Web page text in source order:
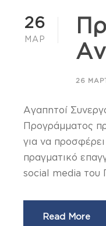
26
ΜΑΡ
26
Αγαπητοί
Προγράμματος
για να
πραγματικό
social media του
Read More